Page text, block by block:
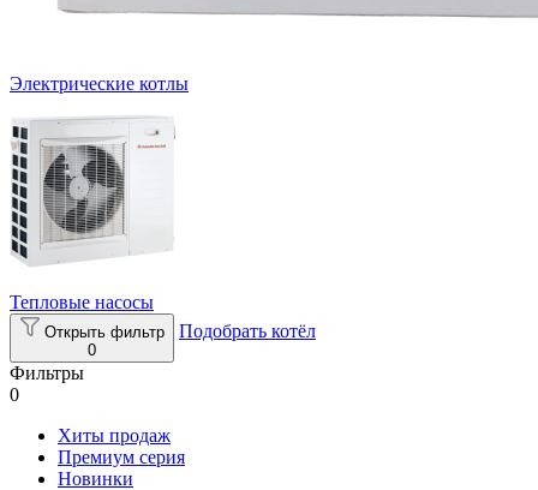
Электрические котлы
Тепловые насосы
Открыть фильтр
0
Подобрать котёл
Фильтры
0
Хиты продаж
Премиум серия
Новинки